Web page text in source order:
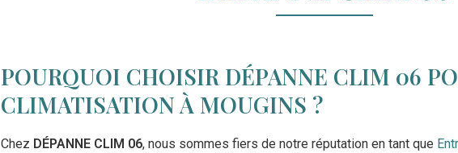
POURQUOI CHOISIR DÉPANNE CLIM 06
CLIMATISATION À MOUGINS ?
Chez DÉPANNE CLIM 06, nous sommes fiers de notre réputation en tant que